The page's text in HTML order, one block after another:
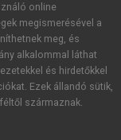
online
megismerésével a
meg, és
alkalommal láthat
és hirdetőkkel
Ezek állandó sütik,
származnak.